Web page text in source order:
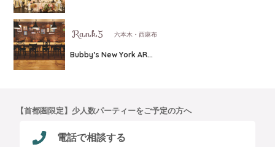
六本木・西麻布
Bubby’s New York AR...
【首都圏限定】少人数パーティーをご予定の方へ
電話で相談する